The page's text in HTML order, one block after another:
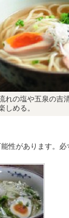
れの塩や五泉の吉
しめる。
性があります。必